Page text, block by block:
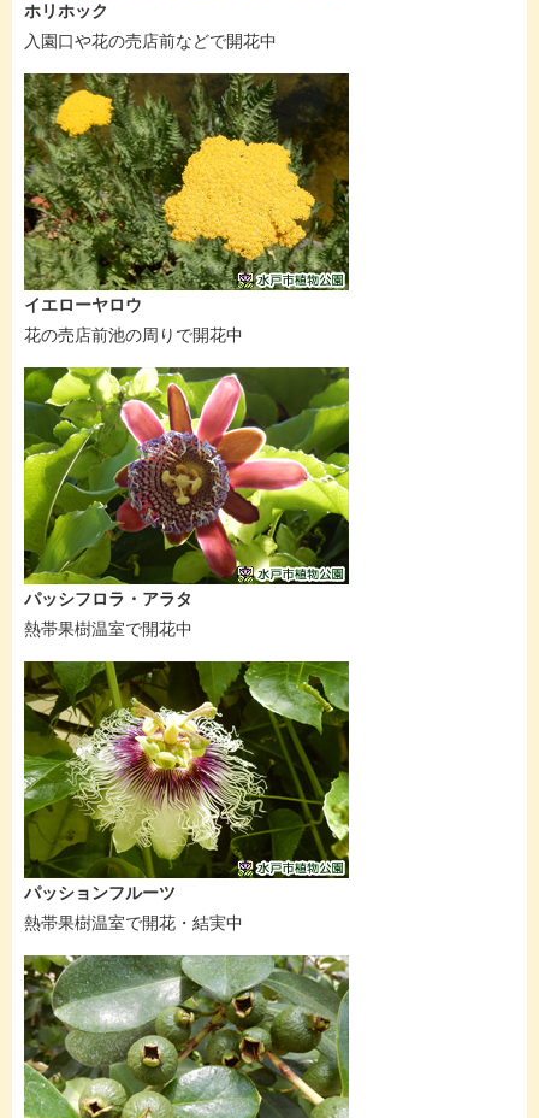
ホリホック
入園口や花の売店前などで開花中
イエローヤロウ
花の売店前池の周りで開花中
パッシフロラ・アラタ
熱帯果樹温室で開花中
パッションフルーツ
熱帯果樹温室で開花・結実中